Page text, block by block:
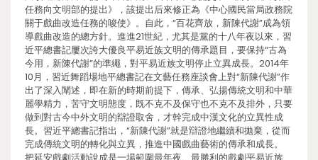
任務向文明部的提出》，該提出后來修正為《中心國民當局政務院
關于戲曲改造任務的唆使》。自此，“百花齊放，新陳代謝”成為領
導戲曲改造的總方針。進進21世紀，尤其是黨的十八年夜以來，習
近平總書記屢次誇大優良平易近族文明的傳承題目，要保持“古為
今用，新陳代謝”的準繩，對平易近族文明停止立異成長。2014年
10月，習近舞蹈場地平總書記在文藝任務座談會上對“新陳代謝”作
出了深入闡述，即在新的時期前提下，傳承、弘揚傳統文明和中華
麗學精力，苦守文明態度，既不克不及保守也不克不及排外，只要
做到對古今中外文明的辯證取舍，才幹完成中漢文化的立異性成
長。習近平總書記指出，“新陳代謝”就是辯證地繼續和拋棄，從而
完成傳統文明的轉化與立異，推進中國戲曲藝術的傳承和成長。